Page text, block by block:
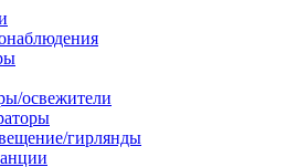
освежители
гирлянды